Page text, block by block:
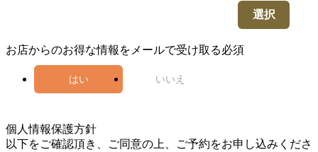
選択
お店からのお得な情報をメールで受け取る必須
はい いいえ
個人情報保護方針
以下をご確認頂き、ご同意の上、ご予約をお申し込みくださ